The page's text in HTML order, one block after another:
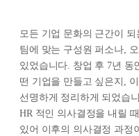
모든 기업 문화의 근간이
팀에 맞는 구성원 퍼소나,
있었습니다. 창업 후 7년 동
떤 기업을 만들고 싶은지,
선명하게 정리하게 되었습
HR 적인 의사결정을 내릴
있어 이후의 의사결정 과정